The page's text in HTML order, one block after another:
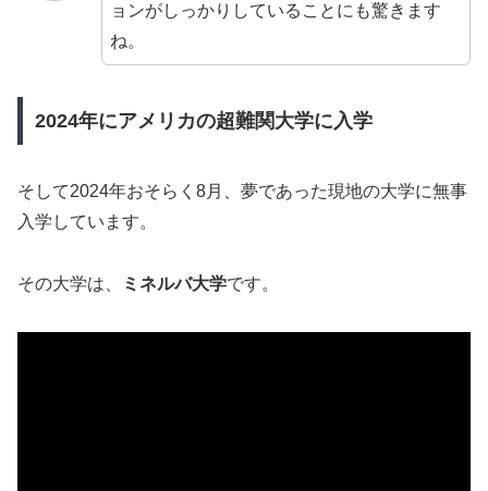
ョンがしっかりしていることにも驚きます
ね。
2024年にアメリカの超難関大学に入学
そして2024年おそらく8月、夢であった現地の大学に無事
入学しています。
その大学は、 ミネルバ大学です。